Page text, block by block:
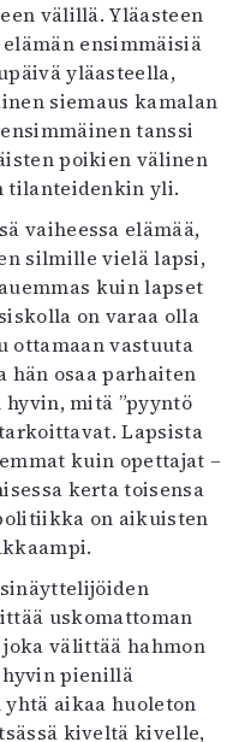
välillä. Yläasteen
ensimmäisiä
yläasteella,
siemaus kamalan
tanssi
poikien välinen
tilanteidenkin yli.
vaiheessa elämää,
silmille vielä lapsi,
kuin lapset
on varaa olla
ottamaan vastuuta
hän osaa parhaiten
mitä ”pyyntö
Lapsista
kuin opettajat –
kerta toisensa
on aikuisten
uskomattoman
joka välittää hahmon
pienillä
aikaa huoleton
kiveltä kivelle,